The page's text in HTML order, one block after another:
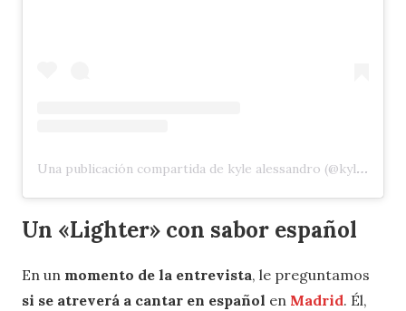
Una publicación compartida de kyle alessandro (@kyle.alessandro)
Un «Lighter» con sabor español
En un momento de la entrevista, le preguntamos
si se atreverá a cantar en español en Madrid. Él,